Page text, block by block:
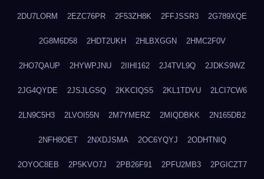
2DU7LORM 2EZC76PR 2F53ZH8K 2FFJSSR3 2G789XQE
2G8M6D58 2HDT2UKH 2HLBXGGN 2HMC2F0V
2HO7QAUP 2HYWPJNU 2IIHI162 2J4TVL9Q 2JDKS9WZ
2JG4QYDE 2JSJLGSQ 2KKCIQS5 2KL1TDVU 2LCI7CW6
2LN9C5H3 2LVOI55N 2M7YMERZ 2MIQDBKK 2N165DB2
2NFH8OET 2NXDJSMA 2OC6YQYJ 2ODHTNIQ
2OYOC8EB 2P5KVO7J 2PB26F91 2PFU2MB3 2PGICZT7